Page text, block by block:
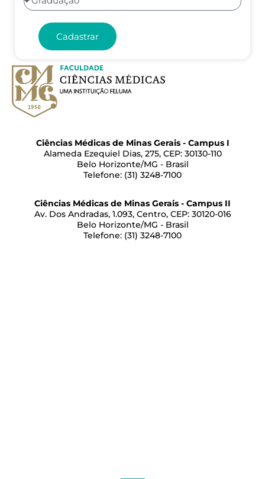
Cadastrar
Ciências Médicas de Minas Gerais - Campus I
Alameda Ezequiel Dias, 275, CEP: 30130-110
Belo Horizonte/MG - Brasil
Telefone: (31) 3248-7100
Ciências Médicas de Minas Gerais - Campus II
Av. Dos Andradas, 1.093, Centro, CEP: 30120-016
Belo Horizonte/MG - Brasil
Telefone: (31) 3248-7100